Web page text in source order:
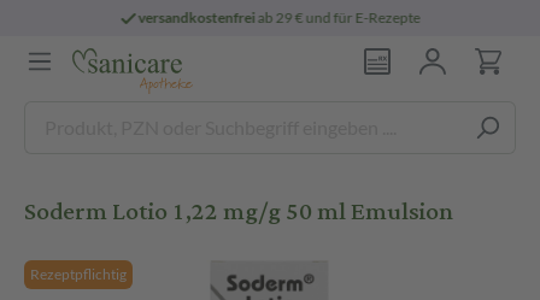
versandkostenfreiab 29 € und für E-Rezepte
Soderm Lotio 1,22 mg/g 50 ml Emulsion
Rezeptpflichtig